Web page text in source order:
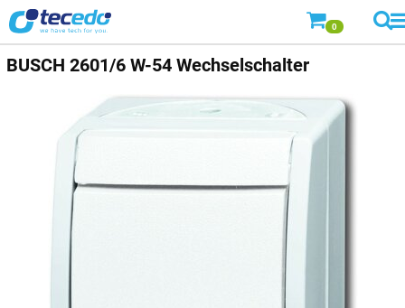
0
BUSCH 2601/6 W-54 Wechselschalter